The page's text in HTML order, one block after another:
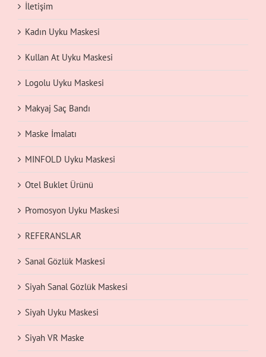
İletişim
Kadın Uyku Maskesi
Kullan At Uyku Maskesi
Logolu Uyku Maskesi
Makyaj Saç Bandı
Maske İmalatı
MINFOLD Uyku Maskesi
Otel Buklet Ürünü
Promosyon Uyku Maskesi
REFERANSLAR
Sanal Gözlük Maskesi
Siyah Sanal Gözlük Maskesi
Siyah Uyku Maskesi
Siyah VR Maske